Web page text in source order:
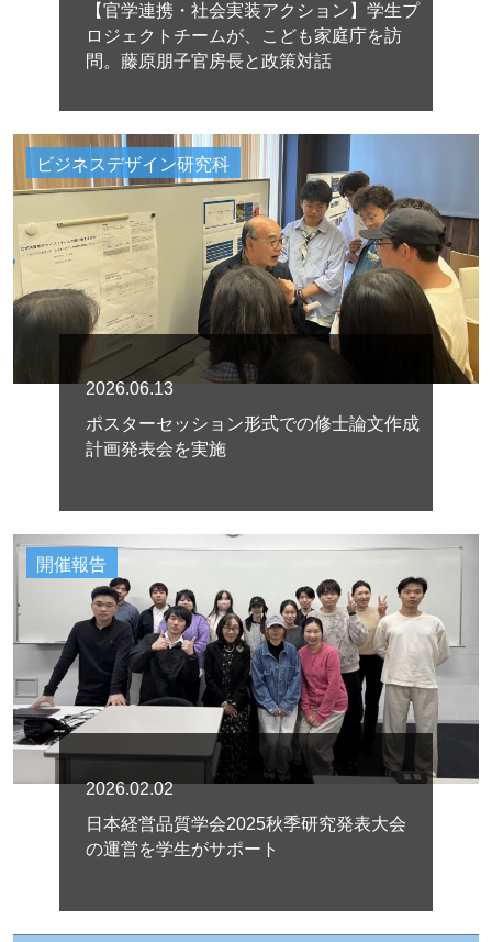
【官学連携・社会実装アクション】学生プ
ロジェクトチームが、こども家庭庁を訪
問。藤原朋子官房長と政策対話
ビジネスデザイン研究科
2026.06.13
ポスターセッション形式での修士論文作成
計画発表会を実施
開催報告
2026.02.02
日本経営品質学会2025秋季研究発表大会
の運営を学生がサポート